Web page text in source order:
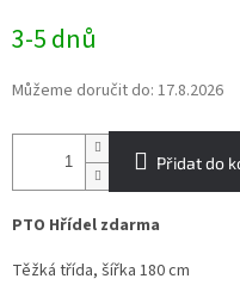
cena:
3-5 dnů
Můžeme doručit do: 17.8.2026
Přidat do
PTO Hřídel zdarma
Těžká třída, šířka 180 cm